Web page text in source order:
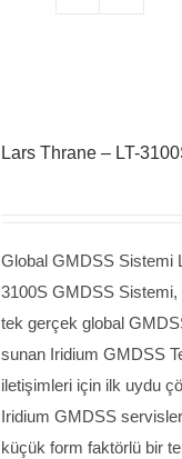
Lars Thrane – LT-
Global GMDSS Sistemi
3100S GMDSS Sistemi,
tek gerçek global
sunan Iridium GMDSS
iletişimleri için ilk uydu
Iridium GMDSS
küçük form faktörlü bir